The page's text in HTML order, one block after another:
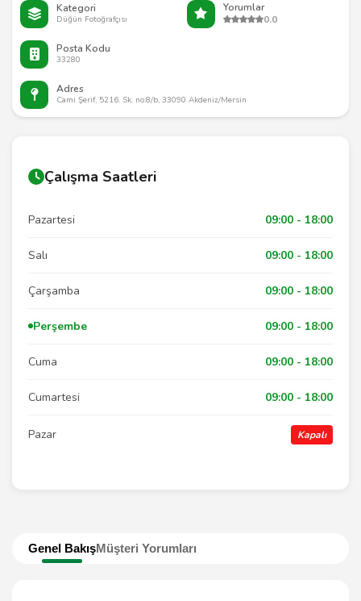
Kategori
Düğün Fotoğrafçısı
Yorumlar
0.0
Posta Kodu
33280
Adres
Cami Şerif, 5216. Sk. no:8/b, 33090 Akdeniz/Mersin
Genel BakışMüşteri Yorumları
Çalışma Saatleri
Pazartesi 09:00 - 18:00
Salı 09:00 - 18:00
Çarşamba 09:00 - 18:00
Perşembe 09:00 - 18:00
Cuma 09:00 - 18:00
Cumartesi 09:00 - 18:00
Pazar Kapalı